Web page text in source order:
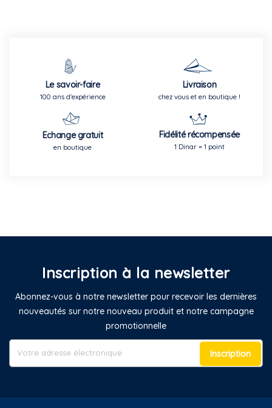
Le savoir-faire
100 ans d'expérience
Livraison
chez vous et en boutique !
Echange gratuit
en boutique
Fidélité récompensée
1 Dinar = 1 point
Inscription à la newsletter
Abonnez-vous à notre newsletter pour recevoir les dernières
nouveautés sur notre nouveau produit et notre campagne
promotionnelle
Inscription